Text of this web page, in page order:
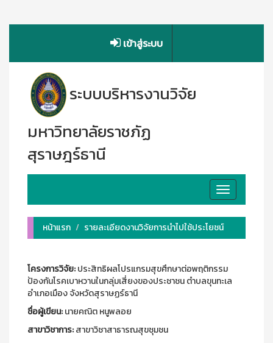
เข้าสู่ระบบ
ระบบบริหารงานวิจัย
มหาวิทยาลัยราชภัฏ
สุราษฎร์ธานี
Toggle
navigation
หน้าแรก
รายละเอียดงานวิจัยการนำไปใช้ประโยชน์
โครงการวิจัย:ประสิทธิผลโปรแกรมสุขศึกษาต่อพฤติกรรม
ป้องกันโรคเบาหวานในกลุ่มเสี่ยงของประชาชน ตำบลขุนทะเล
อำเภอเมือง จังหวัดสุราษฏร์ธานี
ชื่อผู้เขียน:นายคณิต หนูพลอย
สาขาวิชาการ:สาขาวิชาสาธารณสุขชุมชน